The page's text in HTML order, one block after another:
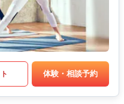
体験・相談予約